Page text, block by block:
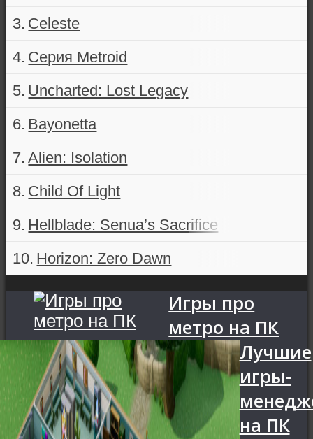
Celeste
Серия Metroid
Uncharted: Lost Legacy
Bayonetta
Alien: Isolation
Child Of Light
Hellblade: Senua’s Sacrifice
Horizon: Zero Dawn
Игры про
метро на ПК
Лучшие
игры-
на ПК